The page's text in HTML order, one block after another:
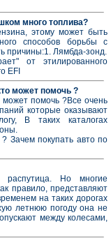
много топлива?
этому может быть
способов борьбы с
причины:1. Лямбда-зонд.
от этилированного
EFI
может помочь ?
может помочь ?Все очень
которые оказывают
В таких каталогах
Зачем покупать авто по
распутица. Но многие
правило, представляют
на таких дорогах
летнюю погоду она не
между колесами,